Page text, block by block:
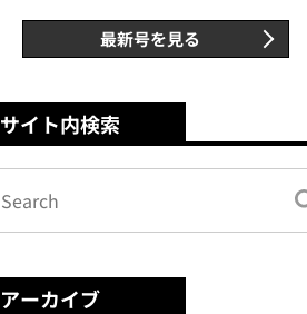
最新号を見る
サイト内検索
アーカイブ